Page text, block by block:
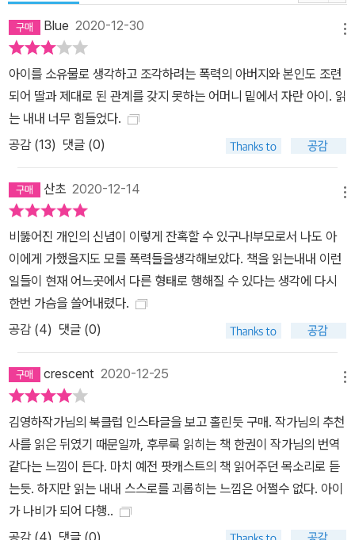
Blue 2020-12-30
아이를 소유물로 생각하고 조각하려는 폭력의 아버지와 본인도 조련
되어 딸과 제대로 된 관계를 갖지 못하는 어머니 밑에서 자란 아이. 읽
는 내내 너무 힘들었다.
공감 (13) 댓글 (0)
산초 2020-12-14
비뚫어진 개인의 신념이 이렇게 잔혹할 수 있구나!부모로서 나도 아
이에게 가했을지도 모를 폭력들을생각해보았다. 책을 읽는내내 이런
일들이 현재 어느곳에서 다른 형태로 행해질 수 있다는 생각에 다시
한번 가슴을 쓸어내렸다.
공감 (4) 댓글 (0)
crescent 2020-12-25
김영하작가님의 북클럽 인스타글을 보고 홀린듯 구매. 작가님의 추천
사를 읽은 뒤였기 때문일까, 후루룩 읽히는 책 한권이 작가님의 번역
같다는 느낌이 든다. 마치 예전 팟캐스트의 책 읽어주던 목소리로 듣
는듯. 하지만 읽는 내내 스스로를 괴롭히는 느낌은 어쩔수 없다. 아이
가 나비가 되어 다행..
공감 (4) 댓글 (0)